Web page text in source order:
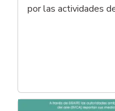
por las actividades